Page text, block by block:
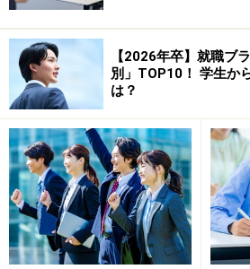
内定辞退の自由と、会社
償は別問題
よく就活の本などで、内定辞退で
【2026年卒】就職ブ
別」TOP10！ 学生か
は？